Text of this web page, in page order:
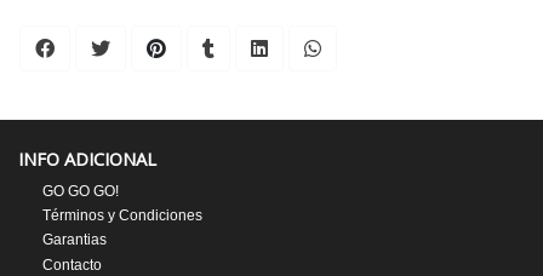
INFO ADICIONAL
GO GO GO!
Términos y Condiciones
Garantias
Contacto